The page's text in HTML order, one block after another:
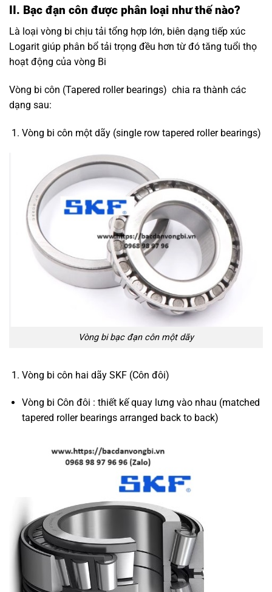
II. Bạc đạn côn được phân loại như thế nào?
Là loại vòng bi chịu tải tổng hợp lớn, biên dạng tiếp xúc
Logarit giúp phân bổ tải trọng đều hơn từ đó tăng tuổi thọ
hoạt động của vòng Bi
Vòng bi côn (Tapered roller bearings) chia ra thành các
dạng sau:
Vòng bi côn một dãy (single row tapered roller bearings)
Vòng bi bạc đạn côn một dãy
Vòng bi côn hai dãy SKF (Côn đôi)
Vòng bi Côn đôi : thiết kế quay lưng vào nhau (matched
tapered roller bearings arranged back to back)